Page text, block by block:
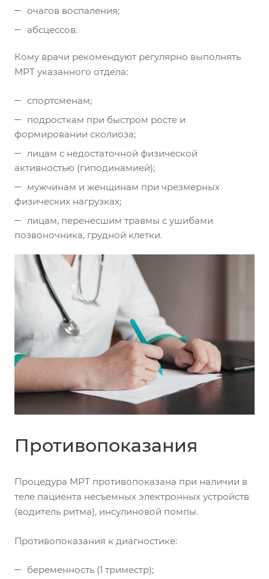
очагов воспаления;
абсцессов.
Кому врачи рекомендуют регулярно выполнять
МРТ указанного отдела:
спортсменам;
подросткам при быстром росте и
формировании сколиоза;
лицам с недостаточной физической
активностью (гиподинамией);
мужчинам и женщинам при чрезмерных
физических нагрузках;
лицам, перенесшим травмы с ушибами
позвоночника, грудной клетки.
Противопоказания
Процедура МРТ противопоказана при наличии в
теле пациента несъемных электронных устройств
(водитель ритма), инсулиновой помпы.
Противопоказания к диагностике:
беременность (1 триместр);